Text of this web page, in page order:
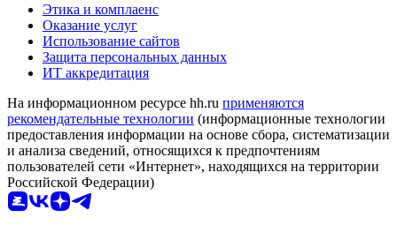
Этика и комплаенс
Оказание услуг
Использование сайтов
Защита персональных данных
ИТ аккредитация
На информационном ресурсе hh.ru применяются
рекомендательные технологии (информационные технологии
предоставления информации на основе сбора, систематизации
и анализа сведений, относящихся к предпочтениям
пользователей сети «Интернет», находящихся на территории
Российской Федерации)